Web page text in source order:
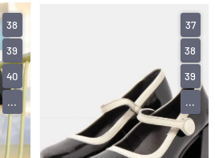
38
39
40
...
37
38
39
...